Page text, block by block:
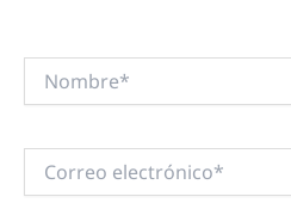
electrónico*